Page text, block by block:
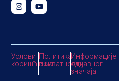
Услови
коришћења
Политика
приватности
Информације
од јавног
значаја